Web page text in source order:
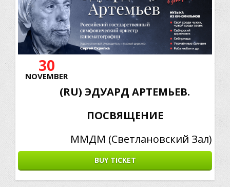
30
NOVEMBER
(RU) ЭДУАРД АРТЕМЬЕВ.
ПОСВЯЩЕНИЕ
ММДМ (Светлановский Зал)
BUY TICKET